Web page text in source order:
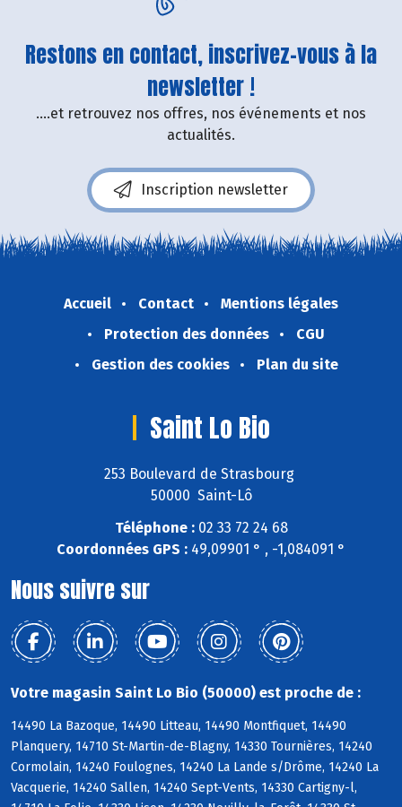
Restons en contact, inscrivez-vous à la
newsletter !
....et retrouvez nos offres, nos événements et nos
actualités.
Inscription newsletter
Accueil Contact
Mentions légales
Protection des données
CGU
Gestion des cookies
Plan du site
Saint Lo Bio
253 Boulevard de Strasbourg
50000 Saint-Lô
Téléphone :02 33 72 24 68
Coordonnées GPS : 49,09901 ° , -1,084091 °
Nous suivre sur
Votre magasin Saint Lo Bio (50000) est proche de :
14490 La Bazoque, 14490 Litteau, 14490 Montfiquet, 14490
Planquery, 14710 St-Martin-de-Blagny, 14330 Tournières, 14240
Cormolain, 14240 Foulognes, 14240 La Lande s/Drôme, 14240 La
Vacquerie, 14240 Sallen, 14240 Sept-Vents, 14330 Cartigny-l,